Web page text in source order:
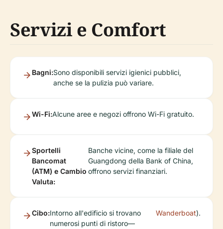
Servizi e Comfort
Bagni:Sono disponibili servizi igienici pubblici,
anche se la pulizia può variare.
Wi-Fi:Alcune aree e negozi offrono Wi-Fi gratuito.
Sportelli
Bancomat
(ATM) e Cambio
Valuta:
Banche vicine, come la filiale del
Guangdong della Bank of China,
offrono servizi finanziari.
Cibo:Intorno all'edificio si trovano
numerosi punti di ristoro—
Wanderboat).